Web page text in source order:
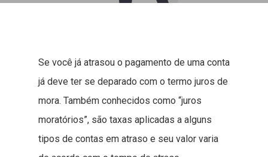
Se você já atrasou o pagamento de uma conta
já deve ter se deparado com o termo juros de
mora. Também conhecidos como “juros
moratórios”, são taxas aplicadas a alguns
tipos de contas em atraso e seu valor varia